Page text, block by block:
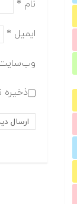
نام *
ایمیل *
ذخیره